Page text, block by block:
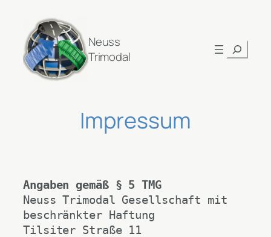
Neuss
Trimodal
Suchen
Impressum
Angaben gemäß § 5 TMG
Neuss Trimodal Gesellschaft mit
beschränkter Haftung
Tilsiter Straße 11